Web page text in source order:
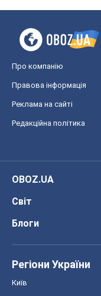
Про компанію
Правова інформація
Реклама на сайті
Редакційна політика
OBOZ.UA
Світ
Блоги
Регіони України
Київ